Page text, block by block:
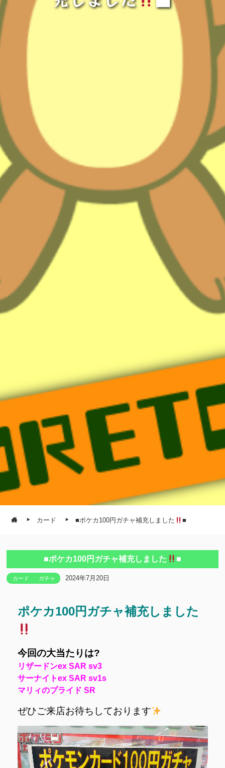
カード ■ポケカ100円ガチャ補充しました ■
■ポケカ100円ガチャ補充しました ■
カード ガチャ 2024年7月20日
ポケカ100円ガチャ補充しました
今回の大当たりは?
リザードンex SAR sv3
サーナイトex SAR sv1s
マリィのプライド SR
ぜひご来店お待ちしております